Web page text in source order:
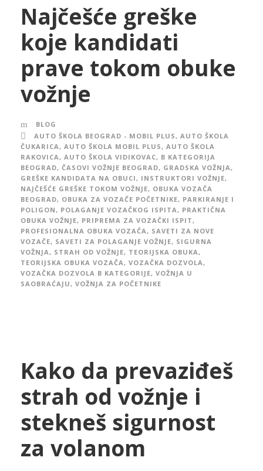
Najčešće greške
koje kandidati
prave tokom obuke
vožnje
BLOG
AUTO ŠKOLA BEOGRAD - MOBIL PLUS , AUTO ŠKOLA
ČUKARICA , AUTO ŠKOLA MOBIL PLUS , AUTO ŠKOLA
RAKOVICA , AUTO ŠKOLA VIDIKOVAC, B KATEGORIJA
BEOGRAD, ČASOVI VOŽNJE BEOGRAD, GRADSKA VOŽNJA ,
GREŠKE KANDIDATA NA OBUCI , INSTRUKTORI VOŽNJE,
NAJČEŠĆE GREŠKE TOKOM VOŽNJE, OBUKA VOZAČA
BEOGRAD, OBUKA ZA VOZAČE POČETNIKE, PARKIRANJE I
POLIGON , POLAGANJE VOZAČKOG ISPITA , PRAKTIČNA
OBUKA VOŽNJE, PRIPREMA ZA VOZAČKI ISPIT ,
PROFESIONALNA OBUKA VOZAČA , SAVETI ZA NOVE
VOZAČE, SAVETI ZA POLAGANJE VOŽNJE, SIGURNA
VOŽNJA , STRAH OD VOŽNJE, TEORIJSKA OBUKA ,
TEORIJSKA OBUKA VOZAČA , VOZAČKA DOZVOLA ,
VOZAČKA DOZVOLA B KATEGORIJE, VOŽNJA U
SAOBRAĆAJU , VOŽNJA ZA POČETNIKE
Kako da prevaziđeš
strah od vožnje i
stekneš sigurnost
za volanom